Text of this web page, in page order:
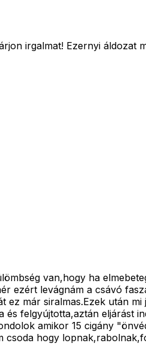
irgalmat! Ezernyi
van,hogy ha
ezért levágnám a csávó
már siralmas.Ezek után
felgyújtotta,aztán eljárást
amikor 15 cigány
hogy